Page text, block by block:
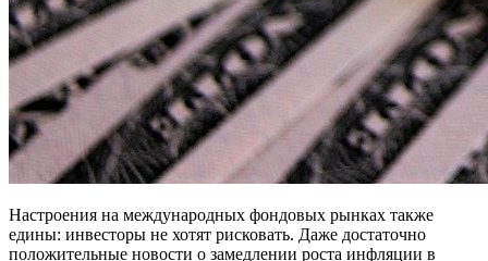
Настроения на международных фондовых рынках также
едины: инвесторы не хотят рисковать. Даже достаточно
положительные новости о замедлении роста инфляции в